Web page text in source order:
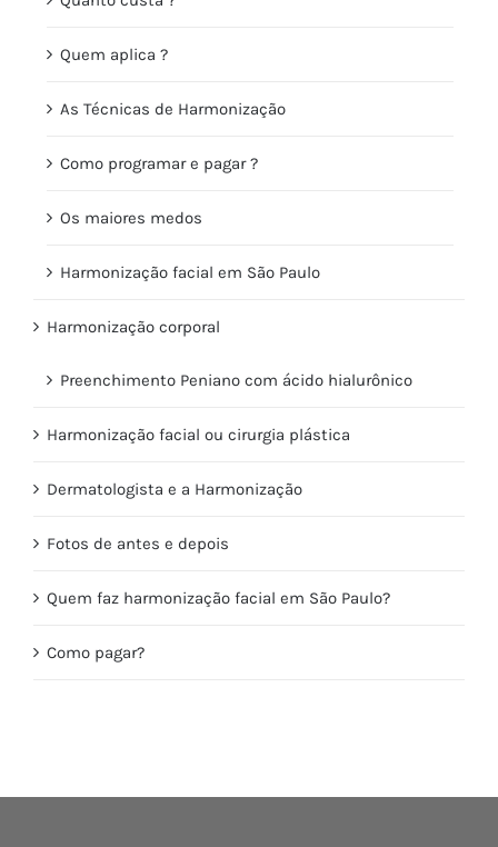
Quem aplica ?
As Técnicas de Harmonização
Como programar e pagar ?
Os maiores medos
Harmonização facial em São Paulo
Harmonização corporal
Preenchimento Peniano com ácido hialurônico
Harmonização facial ou cirurgia plástica
Dermatologista e a Harmonização
Fotos de antes e depois
Quem faz harmonização facial em São Paulo?
Como pagar?